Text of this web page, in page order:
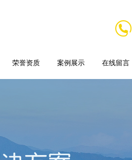
荣誉资质 案例展示 在线留言